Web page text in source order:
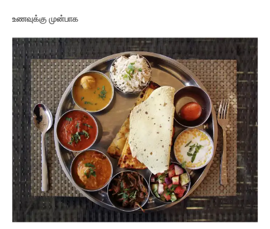
உணவுக்கு முன்பாக